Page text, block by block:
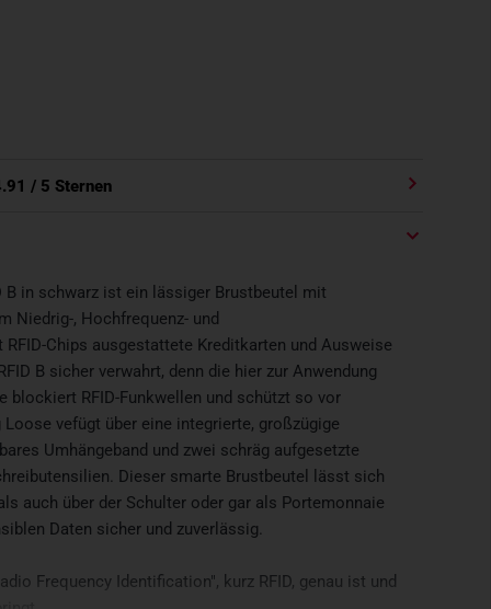
/ 5 Sternen
B in schwarz ist ein lässiger Brustbeutel mit
Niedrig-, Hochfrequenz- und
Chips ausgestattete Kreditkarten und Ausweise
B sicher verwahrt, denn die hier zur Anwendung
blockiert RFID-Funkwellen und schützt so vor
vefügt über eine integrierte, großzügige
Umhängeband und zwei schräg aufgesetzte
Dieser smarte Brustbeutel lässt sich
auch über der Schulter oder gar als Portemonnaie
Daten sicher und zuverlässig.
Frequency Identification", kurz RFID, genau ist und